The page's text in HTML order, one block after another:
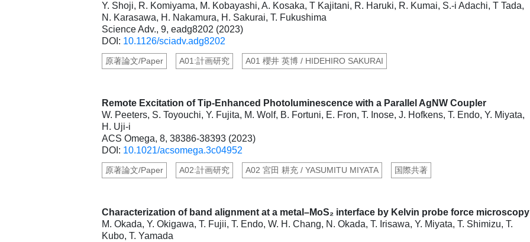
Y. Shoji, R. Komiyama, M. Kobayashi, A. Kosaka, T Kajitani, R. Haruki, R. Kumai, S.-i Adachi, T Tada,
N. Karasawa, H. Nakamura, H. Sakurai, T. Fukushima
Science Adv., 9, eadg8202 (2023)
DOI: 10.1126/sciadv.adg8202
原著論文/Paper A01:計画研究 A01 櫻井 英博 / HIDEHIRO SAKURAI
Remote Excitation of Tip-Enhanced Photoluminescence with a Parallel AgNW Coupler
W. Peeters, S. Toyouchi, Y. Fujita, M. Wolf, B. Fortuni, E. Fron, T. Inose, J. Hofkens, T. Endo, Y. Miyata,
H. Uji-i
ACS Omega, 8, 38386-38393 (2023)
DOI: 10.1021/acsomega.3c04952
原著論文/Paper A02:計画研究 A02 宮田 耕充 / YASUMITU MIYATA 国際共著
Characterization of band alignment at a metal–MoS₂ interface by Kelvin probe force microscopy
M. Okada, Y. Okigawa, T. Fujii, T. Endo, W. H. Chang, N. Okada, T. Irisawa, Y. Miyata, T. Shimizu, T.
Kubo, T. Yamada